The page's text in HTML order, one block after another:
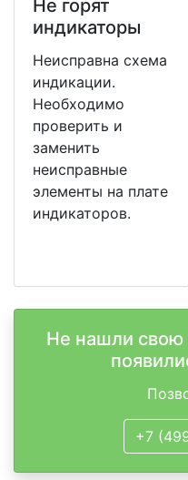
Не горят
индикаторы
Неисправна схема
индикации.
Необходимо
проверить и
заменить
неисправные
элементы на плате
индикаторов.
Не нашли свою
+7